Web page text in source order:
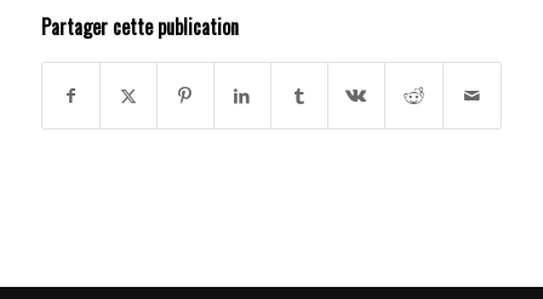
Partager cette publication